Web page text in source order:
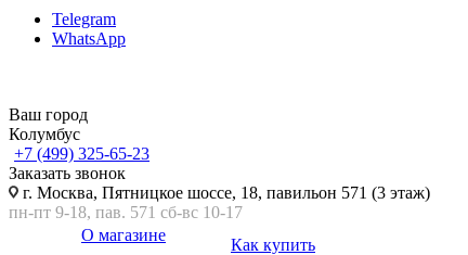
Telegram
WhatsApp
Ваш город
Колумбус
+7 (499) 325-65-23
Заказать звонок
г. Москва, Пятницкое шоссе, 18, павильон 571 (3 этаж)
пн-пт 9-18, пав. 571 сб-вс 10-17
О магазине
Как купить